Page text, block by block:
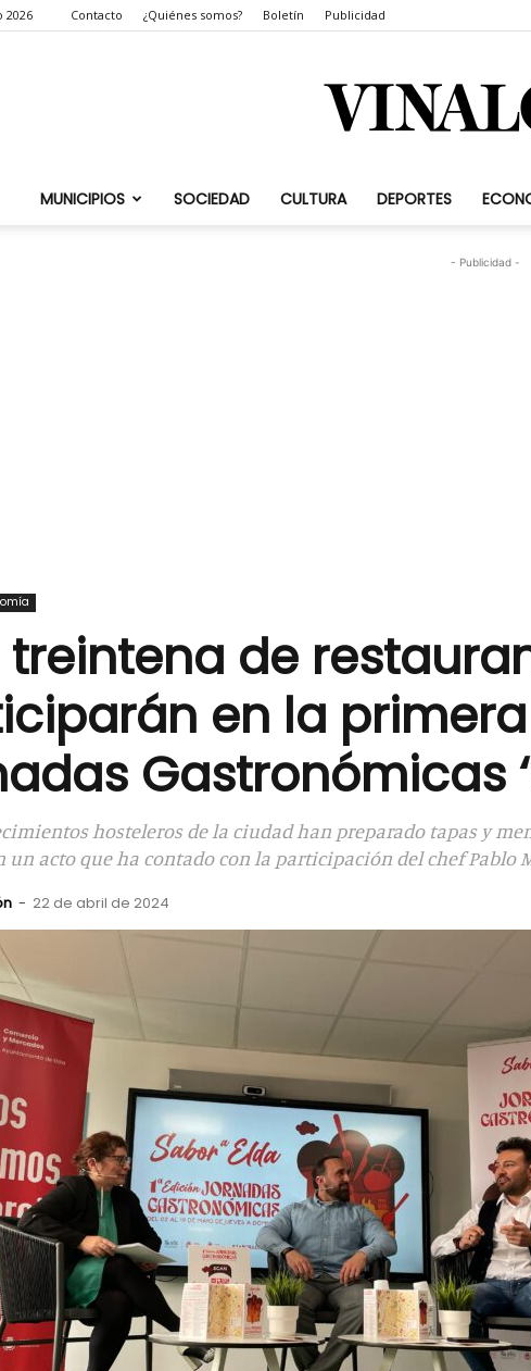
2026 Contacto ¿Quiénes somos? Boletín Publicidad
MUNICIPIOS SOCIEDAD CULTURA DEPORTES
- Publicidad -
treintena de
en la
Gastronómicas
hosteleros de la ciudad han preparado tapas y
un acto que ha contado con la participación del chef Pablo
- 22 de abril de 2024